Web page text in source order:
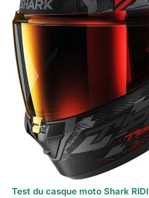
Test du casque moto Shark